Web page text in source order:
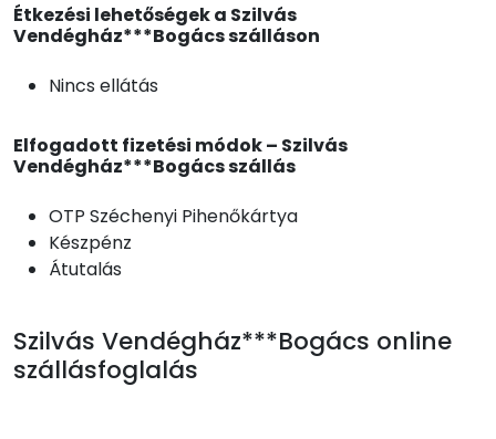
Étkezési lehetőségek a Szilvás
Vendégház***Bogács szálláson
Nincs ellátás
Elfogadott fizetési módok – Szilvás
Vendégház***Bogács szállás
OTP Széchenyi Pihenőkártya
Készpénz
Átutalás
Szilvás Vendégház***Bogács online
szállásfoglalás